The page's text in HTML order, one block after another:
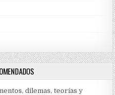
dilemas, teorías y